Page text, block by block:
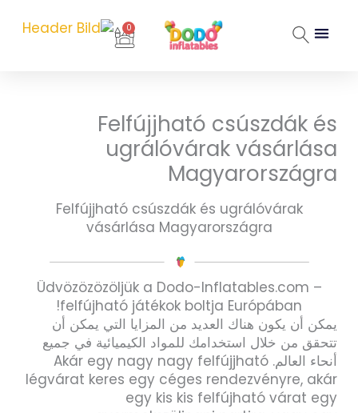
المحتوى
0
Cart
Felfújjható csúszdák és
ugrálóvárak vásárlása
Magyarországra
Felfújjható csúszdák és ugrálóvárak
vásárlása Magyarországra
Üdvözözözöljük a Dodo-Inflatables.com –
felfújható játékok boltja Európában!
يمكن أن يكون هناك العديد من المزايا التي يمكن أن
تتحقق من خلال استخدامك للمواد الكيميائية في جميع
أنحاء العالم. Akár egy nagy nagy felfújjható
légvárat keres egy céges rendezvényre, akár
egy kis kis felfújható várat egy